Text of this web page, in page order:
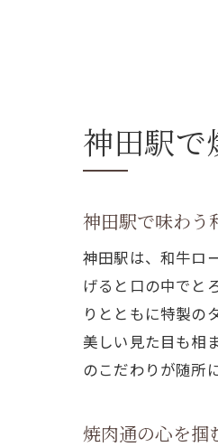
神田駅で
神田駅で味わう
神田駅は、和牛ロ
げると口の中でと
りとともに特製の
美しい見た目も相
のこだわりが随所
焼肉通の心を掴